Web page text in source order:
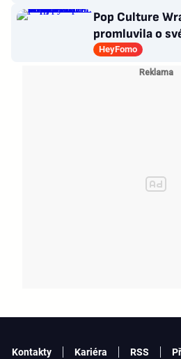
poražení
Pop Culture
promluvila o
veřejného
KATSEYE si
HeyFomo
Kontakty Kariéra RSS